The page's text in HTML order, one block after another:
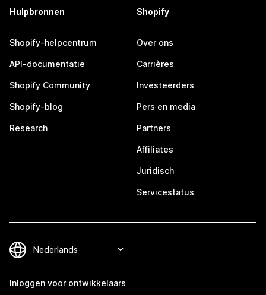
Hulpbronnen
Shopify-helpcentrum
API-documentatie
Shopify Community
Shopify-blog
Research
Shopify
Over ons
Carrières
Investeerders
Pers en media
Partners
Affiliates
Juridisch
Servicestatus
Inloggen voor ontwikkelaars